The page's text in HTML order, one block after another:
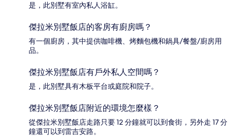
是，此別墅有室內私人浴缸。
傑拉米別墅飯店的客房有廚房嗎？
有一個廚房，其中提供咖啡機、烤麵包機和鍋具/餐盤/廚房用
品。
傑拉米別墅飯店有戶外私人空間嗎？
是，此別墅具有木板平台或庭院和院子。
傑拉米別墅飯店附近的環境怎麼樣？
從傑拉米別墅飯店走路只要 12 分鐘就可以到食街，另外走 17 分
鐘還可以到雷吉安路。